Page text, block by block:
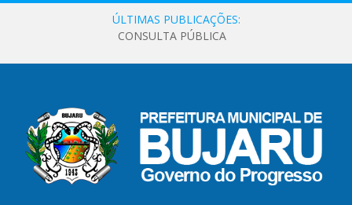
ÚLTIMAS PUBLICAÇÕES:
CONSULTA PÚBLICA